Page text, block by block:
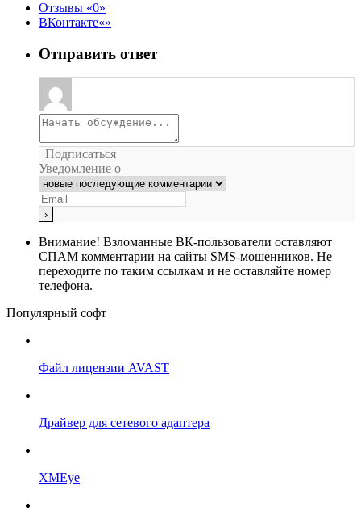
Отзывы
0
ВКонтакте
Отправить ответ
Подписаться
Уведомление о
Внимание! Взломанные ВК-пользователи оставляют
СПАМ комментарии на сайты SMS-мошенников. Не
переходите по таким ссылкам и не оставляйте номер
телефона.
Популярный софт
Файл лицензии AVAST
Драйвер для сетевого адаптера
XMEye